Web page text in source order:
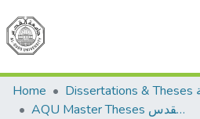
Communities &
All of
Home
AQU Master Theses الرسائل الجامعية الخاصة بجامعة القدس